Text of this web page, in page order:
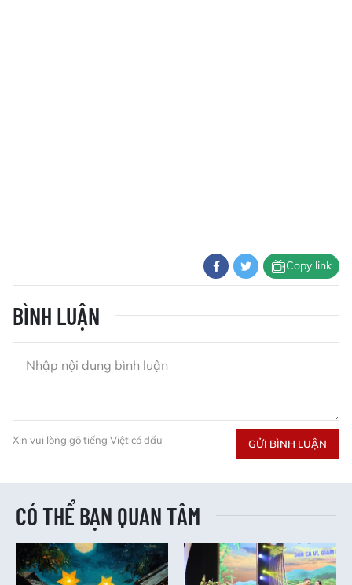
Copy link
BÌNH LUẬN
Xin vui lòng gõ tiếng Việt có dấu GỬI BÌNH LUẬN
CÓ THỂ BẠN QUAN TÂM